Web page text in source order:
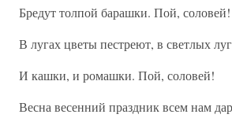
Бредут толпой барашки. Пой, соловей!
В лугах цветы пестреют, в светлых
И кашки, и ромашки. Пой, соловей!
Весна весенний праздник всем нам